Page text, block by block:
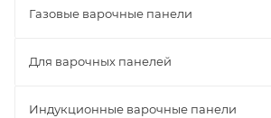
Газовые варочные панели
Для варочных панелей
Индукционные варочные панели